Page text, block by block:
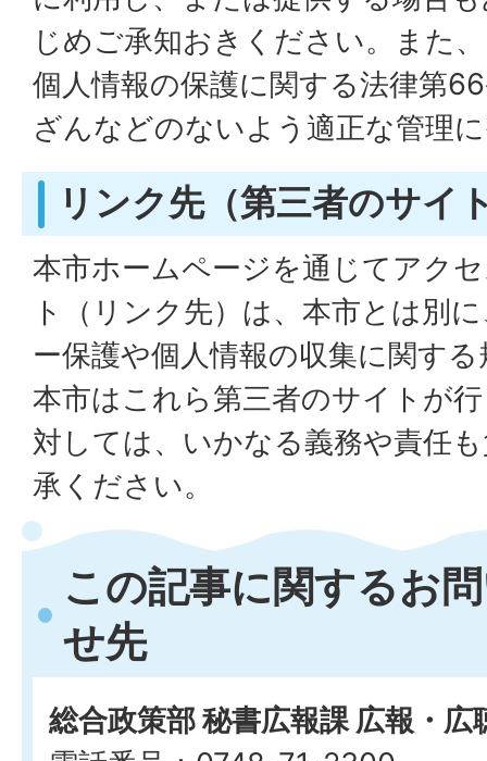
じめご承知おきください。また
個人情報の保護に関する法律第
ざんなどのないよう適正な管理
リンク先（第三者のサイ
本市ホームページを通じてアク
ト（リンク先）は、本市とは別
ー保護や個人情報の収集に関す
本市はこれら第三者のサイトが
対しては、いかなる義務や責任
承ください。
この記事に関するお
せ先
総合政策部 秘書広報課 広報・広